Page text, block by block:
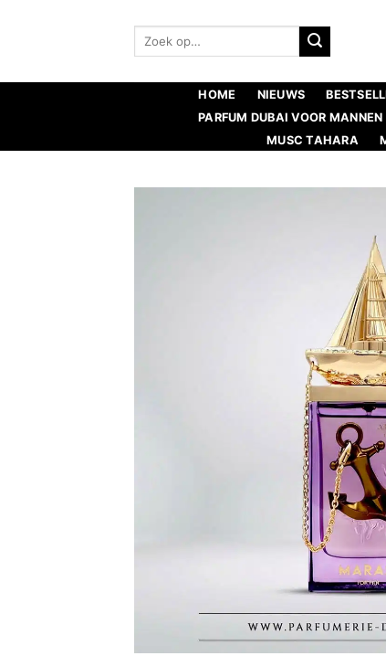
Zoeken:
HOME NIEUWS
PARFUM DUBAI VOOR MANNEN
MUSC TAHARA